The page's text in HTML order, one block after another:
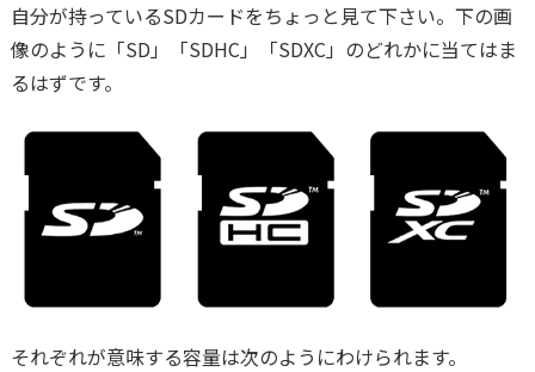
自分が持っているSDカードをちょっと見て下さい。下の画
像のように「SD」「SDHC」「SDXC」のどれかに当てはま
るはずです。
それぞれが意味する容量は次のようにわけられます。